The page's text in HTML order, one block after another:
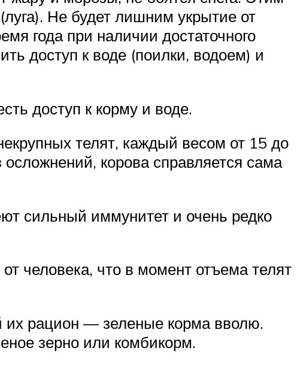
Не будет лишним укрытие от
года при наличии достаточного
доступ к воде (поилки, водоем) и
доступ к корму и воде.
телят, каждый весом от 15 до
корова справляется сама
сильный иммунитет и очень редко
человека, что в момент отъема телят
их рацион — зеленые корма вволю.
зерно или комбикорм.